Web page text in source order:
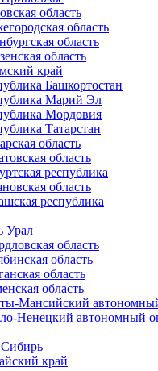
область
область
область
область
край
Башкортостан
Марий Эл
Мордовия
Татарстан
область
область
республика
область
республика
Урал
область
область
область
область
Мансийский
Ненецкий автономный
край